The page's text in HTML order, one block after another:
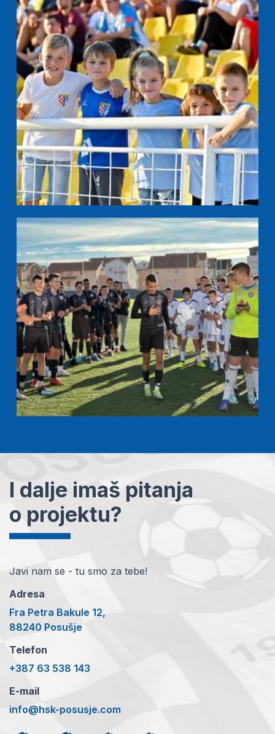
I dalje imaš pitanja
o projektu?
Javi nam se - tu smo za tebe!
Adresa
Fra Petra Bakule 12,
88240 Posušje
Telefon
+387 63 538 143
E-mail
info@hsk-posusje.com